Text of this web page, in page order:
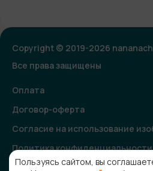
Copyright © 2019-2026
Все права защищены
Оплата
Договор-оферта
Согласие на использование
Политика конфиденциальности
Согласие на получение
Пользуясь сайтом, вы